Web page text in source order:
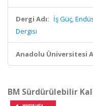
Dergi Adı: İş Güç,
Dergisi
Anadolu Üniversitesi
BM Sürdürülebilir